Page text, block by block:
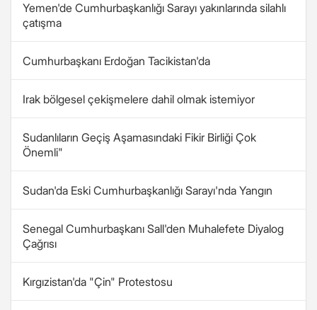
Yemen'de Cumhurbaşkanlığı Sarayı yakınlarında silahlı
çatışma
Cumhurbaşkanı Erdoğan Tacikistan'da
Irak bölgesel çekişmelere dahil olmak istemiyor
Sudanlıların Geçiş Aşamasındaki Fikir Birliği Çok
Önemli"
Sudan'da Eski Cumhurbaşkanlığı Sarayı'nda Yangın
Senegal Cumhurbaşkanı Sall'den Muhalefete Diyalog
Çağrısı
Kırgızistan'da "Çin" Protestosu